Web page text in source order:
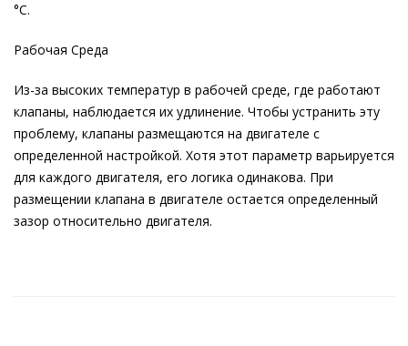
°C.
Рабочая Среда
Из-за высоких температур в рабочей среде, где работают
клапаны, наблюдается их удлинение. Чтобы устранить эту
проблему, клапаны размещаются на двигателе с
определенной настройкой. Хотя этот параметр варьируется
для каждого двигателя, его логика одинакова. При
размещении клапана в двигателе остается определенный
зазор относительно двигателя.